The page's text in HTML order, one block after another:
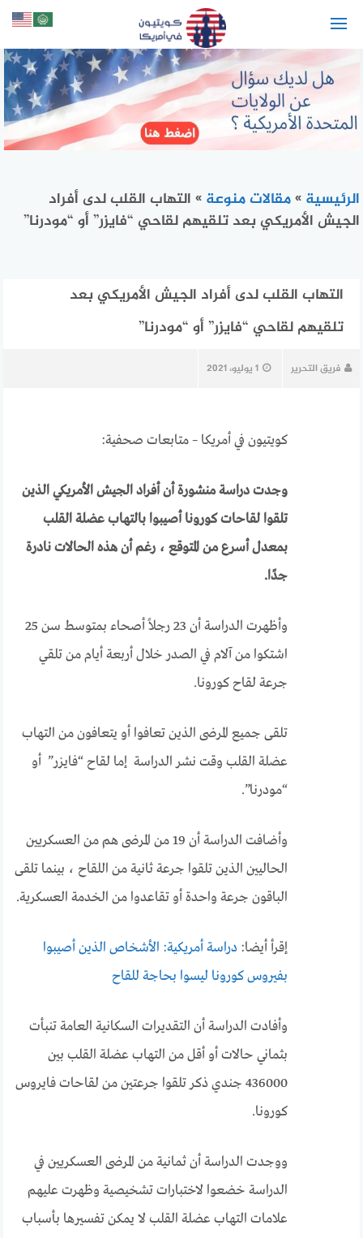
الرئيسية »مقالات منوعة » التهاب القلب لدى أفراد
الجيش الأمريكي بعد تلقيهم لقاحي “فايزر” أو “مودرنا”
التهاب القلب لدى أفراد الجيش الأمريكي بعد
تلقيهم لقاحي “فايزر” أو “مودرنا”
فريق التحرير 1 يوليو، 2021
كويتيون في أمريكا – متابعات صحفية:
وجدت دراسة منشورة أن أفراد الجيش الأمريكي الذين
تلقوا لقاحات كورونا أصيبوا بالتهاب عضلة القلب
بمعدل أسرع من المتوقع ، رغم أن هذه الحالات نادرة
جدًا.
وأظهرت الدراسة أن 23 رجلاً أصحاء بمتوسط سن 25
اشتكوا من آلام في الصدر خلال أربعة أيام من تلقي
جرعة لقاح كورونا.
تلقى جميع المرضى الذين تعافوا أو يتعافون من التهاب
عضلة القلب وقت نشر الدراسة إما لقاح “فايزر” أو
“مودرنا”.
وأضافت الدراسة أن 19 من المرضى هم من العسكريين
الحاليين الذين تلقوا جرعة ثانية من اللقاح ، بينما تلقى
الباقون جرعة واحدة أو تقاعدوا من الخدمة العسكرية.
إقرأ أيضا:دراسة أمريكية: الأشخاص الذين أصيبوا
بفيروس كورونا ليسوا بحاجة للقاح
وأفادت الدراسة أن التقديرات السكانية العامة تنبأت
بثماني حالات أو أقل من التهاب عضلة القلب بين
436000 جندي ذكر تلقوا جرعتين من لقاحات فايروس
كورونا.
ووجدت الدراسة أن ثمانية من المرضى العسكريين في
الدراسة خضعوا لاختبارات تشخيصية وظهرت عليهم
علامات التهاب عضلة القلب لا يمكن تفسيرها بأسباب